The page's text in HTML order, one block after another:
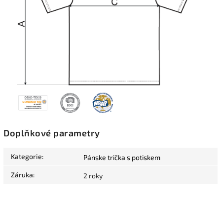
Doplňkové parametry
Kategorie: Pánske trička s potiskem
Záruka: 2 roky